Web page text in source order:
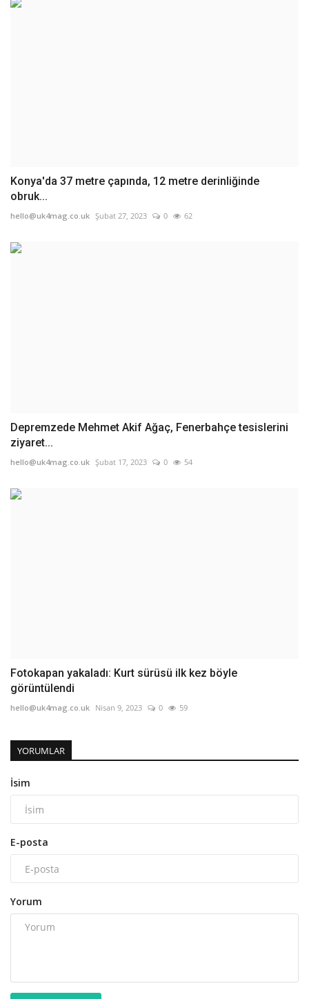
Konya'da 37 metre çapında, 12 metre derinliğinde
obruk...
hello@uk4mag.co.uk Şubat 27, 2023 0 62
Depremzede Mehmet Akif Ağaç, Fenerbahçe tesislerini
ziyaret...
hello@uk4mag.co.uk Şubat 17, 2023 0 54
Fotokapan yakaladı: Kurt sürüsü ilk kez böyle
görüntülendi
hello@uk4mag.co.uk Nisan 9, 2023 0 59
YORUMLAR
İsim
E-posta
Yorum